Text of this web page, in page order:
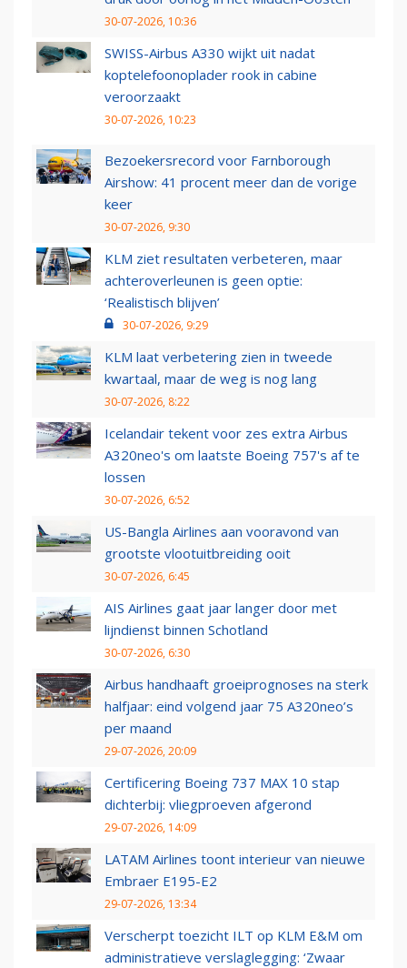
30-07-2026, 10:36
SWISS-Airbus A330 wijkt uit nadat
koptelefoonoplader rook in cabine
veroorzaakt
30-07-2026, 10:23
Bezoekersrecord voor Farnborough
Airshow: 41 procent meer dan de vorige
keer
30-07-2026, 9:30
KLM ziet resultaten verbeteren, maar
achteroverleunen is geen optie:
‘Realistisch blijven’
30-07-2026, 9:29
KLM laat verbetering zien in tweede
kwartaal, maar de weg is nog lang
30-07-2026, 8:22
Icelandair tekent voor zes extra Airbus
A320neo's om laatste Boeing 757's af te
lossen
30-07-2026, 6:52
US-Bangla Airlines aan vooravond van
grootste vlootuitbreiding ooit
30-07-2026, 6:45
AIS Airlines gaat jaar langer door met
lijndienst binnen Schotland
30-07-2026, 6:30
Airbus handhaaft groeiprognoses na sterk
halfjaar: eind volgend jaar 75 A320neo’s
per maand
29-07-2026, 20:09
Certificering Boeing 737 MAX 10 stap
dichterbij: vliegproeven afgerond
29-07-2026, 14:09
LATAM Airlines toont interieur van nieuwe
Embraer E195-E2
29-07-2026, 13:34
Verscherpt toezicht ILT op KLM E&M om
administratieve verslaglegging: ‘Zwaar